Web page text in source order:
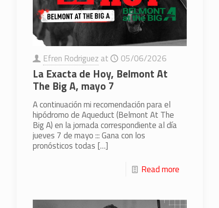
Efren Rodriguez at 05/06/2026
La Exacta de Hoy, Belmont At
The Big A, mayo 7
A continuación mi recomendación para el
hipódromo de Aqueduct (Belmont At The
Big A) en la jornada correspondiente al día
jueves 7 de mayo ::: Gana con los
pronósticos todas […]
Read more